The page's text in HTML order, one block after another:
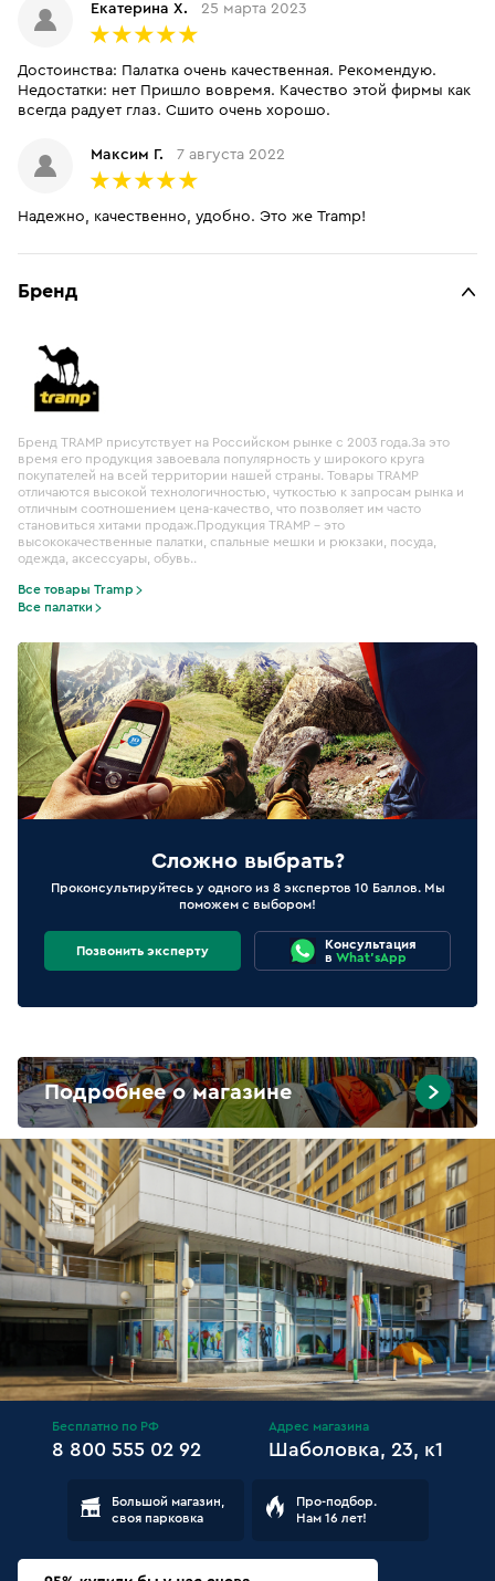
Екатерина Х. 25 марта 2023
Достоинства: Палатка очень качественная. Рекомендую.
Недостатки: нет Пришло вовремя. Качество этой фирмы как
всегда радует глаз. Сшито очень хорошо.
Максим Г. 7 августа 2022
Надежно, качественно, удобно. Это же Tramp!
Бренд
Бренд TRAMP присутствует на Российском рынке с 2003 года.За это
время его продукция завоевала популярность у широкого круга
покупателей на всей территории нашей страны. Товары TRAMP
отличаются высокой технологичностью, чуткостью к запросам рынка и
отличным соотношением цена-качество, что позволяет им часто
становиться хитами продаж.Продукция TRAMP – это
высококачественные палатки, спальные мешки и рюкзаки, посуда,
одежда, аксессуары, обувь..
Все товары Tramp
Все палатки
Сложно выбрать?
Проконсультируйтесь у одного из 8 экспертов 10 Баллов. Мы
поможем с выбором!
Позвонить эксперту
Консультация
в What'sApp
Подробнее о магазине
Бесплатно по РФ
8 800 555 02 92
Адрес магазина
Шаболовка, 23, к1
Большой магазин,
своя парковка
Про-подбор.
Нам 16 лет!